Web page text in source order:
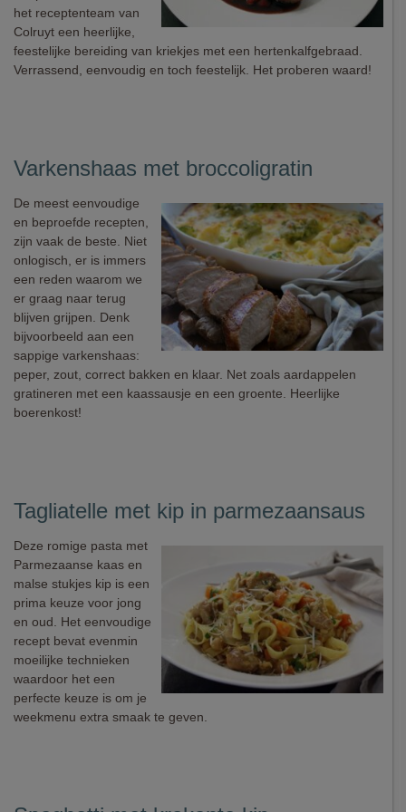
het receptenteam van
Colruyt een heerlijke,
feestelijke bereiding van kriekjes met een hertenkalfgebraad.
Verrassend, eenvoudig en toch feestelijk. Het proberen waard!
Varkenshaas met broccoligratin
De meest eenvoudige
en beproefde recepten,
zijn vaak de beste. Niet
onlogisch, er is immers
een reden waarom we
er graag naar terug
blijven grijpen. Denk
bijvoorbeeld aan een
sappige varkenshaas:
peper, zout, correct bakken en klaar. Net zoals aardappelen
gratineren met een kaassausje en een groente. Heerlijke
boerenkost!
Tagliatelle met kip in parmezaansaus
Deze romige pasta met
Parmezaanse kaas en
malse stukjes kip is een
prima keuze voor jong
en oud. Het eenvoudige
recept bevat evenmin
moeilijke technieken
waardoor het een
perfecte keuze is om je
weekmenu extra smaak te geven.